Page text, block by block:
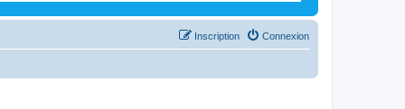
Connexion
Inscription